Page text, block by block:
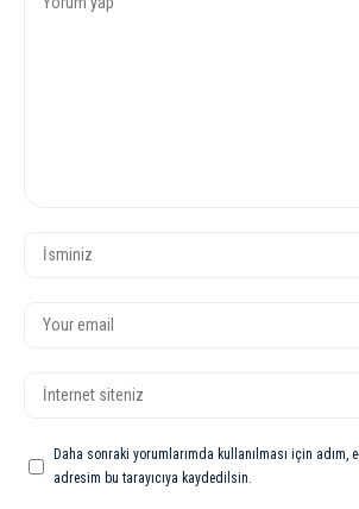
Daha sonraki yorumlarımda kullanılması için adım,
adresim bu tarayıcıya kaydedilsin.